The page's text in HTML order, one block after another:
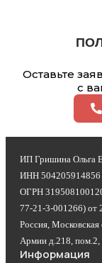
Оставьте
с
ИП Гришина Ольга
ИНН 504205914856
ОГРН
77-21-3-001266) от
Россия,
Армии д.218, пом.2,
Информация